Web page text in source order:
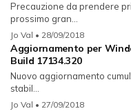
Precauzione da prendere
prossimo gran...
Jo Val • 28/09/2018
Aggiornamento per
Build 17134.320
Nuovo aggiornamento
stabil...
Jo Val • 27/09/2018